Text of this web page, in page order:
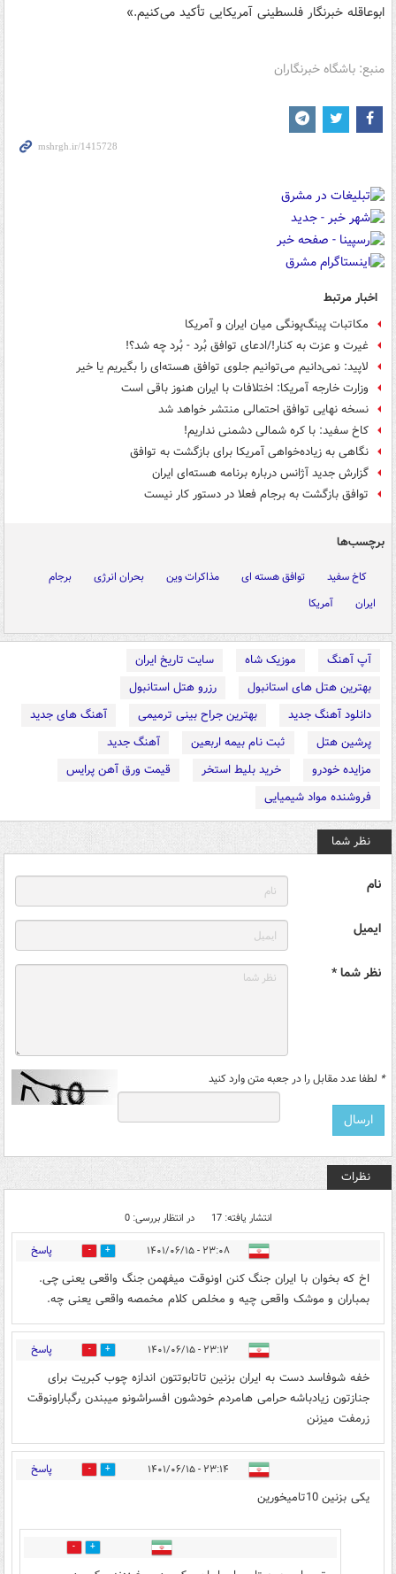
ابوعاقله خبرنگار فلسطینی آمریکایی تأکید می‌کنیم.»
منبع: باشگاه خبرنگاران
اخبار مرتبط
مکاتبات پینگ‌پونگی میان ایران و آمریکا
غیرت و عزت به کنار!/ادعای توافق بُرد - بُرد چه شد؟!
لاپید: نمی‌دانیم می‌توانیم جلوی توافق هسته‌ای را بگیریم یا خیر
وزارت خارجه آمریکا: اختلافات با ایران هنوز باقی است
نسخه نهایی توافق احتمالی منتشر خواهد شد
کاخ سفید: با کره شمالی دشمنی نداریم!
نگاهی به زیاده‌خواهی آمریکا برای بازگشت به توافق
گزارش جدید آژانس درباره برنامه هسته‌ای ایران
توافق بازگشت به برجام فعلا در دستور کار نیست
برچسب‌ها
کاخ سفید توافق هسته ای مذاکرات وین بحران انرژی
برجام
ایران
آمریکا
آپ آهنگ موزیک شاه
سایت تاریخ ایران
بهترین هتل های استانبول
رزرو هتل استانبول
دانلود آهنگ جدید
بهترین جراح بینی ترمیمی
آهنگ های جدید
پرشین هتل
ثبت نام بیمه اربعین
آهنگ جدید
مزایده خودرو
خرید بلیط استخر
قیمت ورق آهن پرایس
فروشنده مواد شیمیایی
نظر شما
نام
ایمیل
نظر شما *
* لطفا عدد مقابل را در جعبه متن وارد کنید
نظرات
انتشار یافته: 17 در انتظار بررسی: 0
۲۳:۰۸ - ۱۴۰۱/۰۶/۱۵ 1 پاسخ
اخ که بخوان با ایران جنگ کنن اونوقت میفهمن جنگ واقعی یعنی چی.
بمباران و موشک واقعی چیه و مخلص کلام مخمصه واقعی یعنی چه.
۲۳:۱۲ - ۱۴۰۱/۰۶/۱۵ 6 پاسخ
خفه شوفاسد دست به ایران بزنین تاتابوتتون اندازه چوب کبریت برای
جنازتون زیادباشه حرامی هامردم خودشون افسراشونو میبندن رگباراونوقت
زرمفت میزنن
۲۳:۱۴ - ۱۴۰۱/۰۶/۱۵ 10 پاسخ
یکی بزنین 10تامیخورین
0